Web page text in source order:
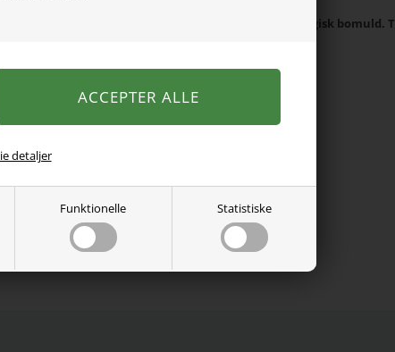
Funktionelle Statistiske
detaljer
Super sej body fra Name It lavet i blødt økologisk bomuld.
95% økologisk bomuld, 5% elastan.
Se mere fraName It